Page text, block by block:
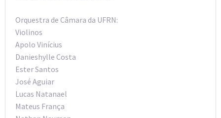
Orquestra de Câmara da UFRN:
Violinos
Apolo Vinícius
Danieshylle Costa
Ester Santos
José Aguiar
Lucas Natanael
Mateus França